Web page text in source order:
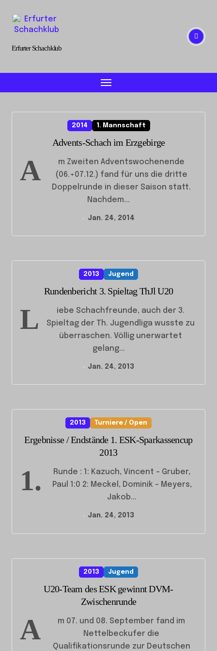
content
Erfurter Schachklub
2014 1. Mannschaft
Advents-Schach im Erzgebirge
A
m Zweiten Adventswochenende
(06.+07.12.) fand für uns die dritte
Doppelrunde in dieser Saison statt.
Nachdem...
Jan. 24, 2014
2013 Jugend
Rundenbericht 3. Spieltag ThJl U20
L
iebe Schachfreunde, auch der 3.
Spieltag der Th. Jugendliga wusste zu
überraschen. Völlig unerwartet
gelang...
Jan. 24, 2013
2013 Turniere / Open
Ergebnisse / Endstände 1. ESK-Sparkassencup
2013
1.
Runde : 1: Kazuch, Vincent - Gruber,
Paul 1:0 2: Meckel, Dominik - Meyers,
Jakob...
Jan. 24, 2013
2013 Jugend
U20-Team des ESK gewinnt DVM-
Zwischenrunde
A
m 07. und 08. September fand im
Nettelbeckufer die
Qualifikationsrunde zur Deutschen